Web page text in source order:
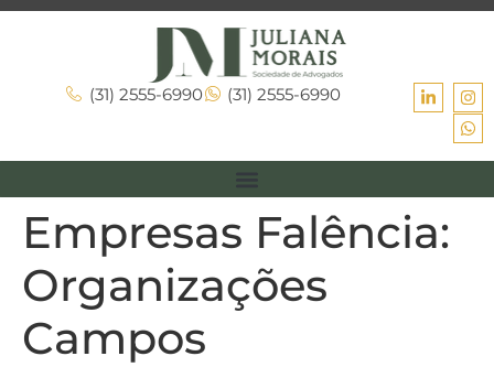
(31) 2555-6990 (31) 2555-6990
Empresas Falência:
Organizações
Campos